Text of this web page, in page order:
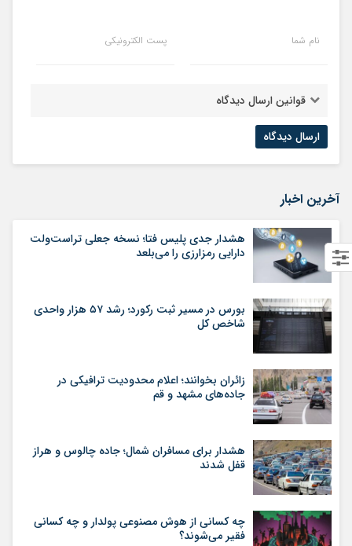
نام شما پست الکترونیکی
قوانین ارسال دیدگاه
آخرین اخبار
هشدار جدی پلیس فتا؛ نسخه جعلی تراست‌ولت
دارایی رمزارزی را می‌بلعد
بورس در مسیر ثبت رکورد؛ رشد ۵۷ هزار واحدی
شاخص کل
زائران بخوانند؛ اعلام محدودیت ترافیکی در
جاده‌های مشهد و قم
هشدار برای مسافران شمال؛ جاده چالوس و هراز
قفل شدند
چه کسانی از هوش مصنوعی پولدار و چه کسانی
فقیر می‌شوند؟